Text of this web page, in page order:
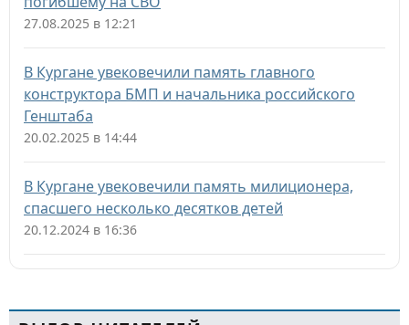
27.08.2025 в 12:21
В Кургане увековечили память главного
конструктора БМП и начальника российского
Генштаба
20.02.2025 в 14:44
В Кургане увековечили память милиционера,
спасшего несколько десятков детей
20.12.2024 в 16:36